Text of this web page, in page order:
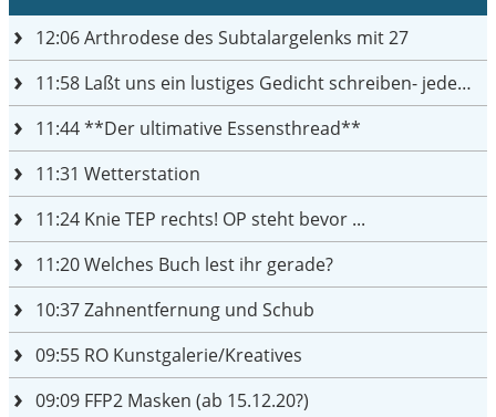
12:06Arthrodese des Subtalargelenks mit 27
11:58 Laßt uns ein lustiges Gedicht schreiben- jeder einen Satz
11:44**Der ultimative Essensthread**
11:31 Wetterstation
11:24 Knie TEP rechts! OP steht bevor ...
11:20Welches Buch lest ihr gerade?
10:37Zahnentfernung und Schub
09:55 RO Kunstgalerie/Kreatives
09:09 FFP2 Masken (ab 15.12.20?)